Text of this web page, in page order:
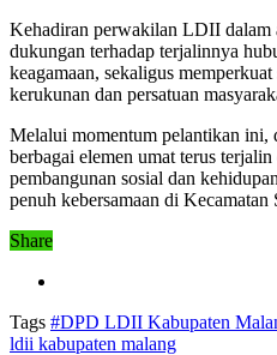
Kehadiran perwakilan LDII dalam
dukungan terhadap terjalinnya
keagamaan, sekaligus
kerukunan dan persatuan
Melalui momentum pelantikan ini,
berbagai elemen umat terus
pembangunan sosial dan
penuh kebersamaan di Kecamatan
Share
Tags #DPD LDII Kabupaten
ldii kabupaten malang